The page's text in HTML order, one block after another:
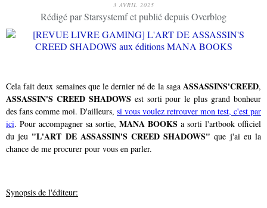
3 AVRIL 2025
Rédigé par Starsystemf et publié depuis Overblog
Cela fait deux semaines que le dernier né de la saga ASSASSINS'CREED,
ASSASSIN'S CREED SHADOWS est sorti pour le plus grand bonheur
des fans comme moi. D'ailleurs, si vous voulez retrouver mon test, c'est par
ici. Pour accompagner sa sortie, MANA BOOKS a sorti l'artbook officiel
du jeu "L'ART DE ASSASSIN'S CREED SHADOWS" que j'ai eu la
chance de me procurer pour vous en parler.
Synopsis de l'éditeur: